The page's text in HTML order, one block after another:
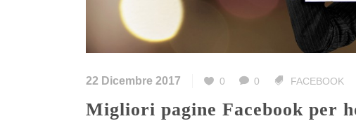
22 Dicembre 2017 0 0 FACEBOOK
Migliori pagine Facebook per hotel: 6 strategie di successo che